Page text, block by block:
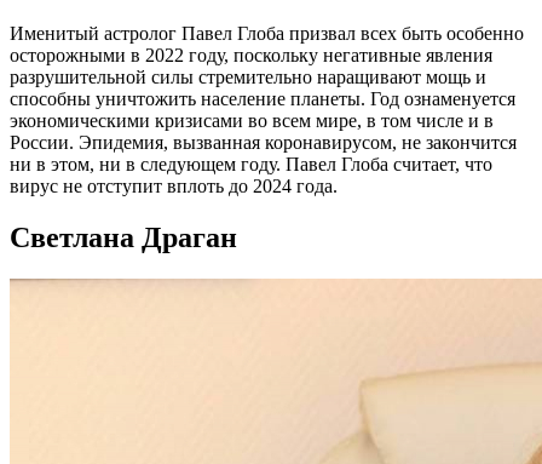
Именитый астролог Павел Глоба призвал всех быть особенно
осторожными в 2022 году, поскольку негативные явления
разрушительной силы стремительно наращивают мощь и
способны уничтожить население планеты. Год ознаменуется
экономическими кризисами во всем мире, в том числе и в
России. Эпидемия, вызванная коронавирусом, не закончится
ни в этом, ни в следующем году. Павел Глоба считает, что
вирус не отступит вплоть до 2024 года.
Светлана Драган